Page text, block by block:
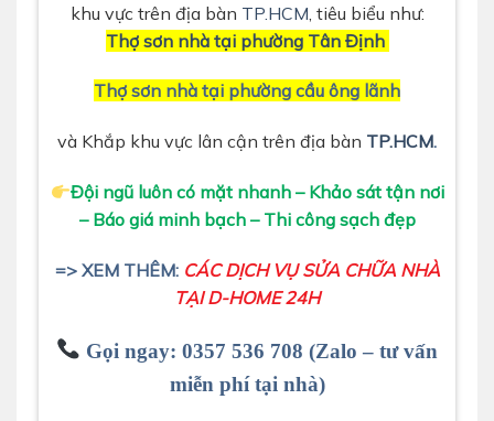
khu vực trên địa bàn TP.HCM , tiêu biểu như:
Thợ sơn nhà tại phường Tân Định
Thợ sơn nhà tại phường cầu ông lãnh
và Khắp khu vực lân cận trên địa bàn TP.HCM.
Đội ngũ luôn có mặt nhanh – Khảo sát tận nơi
– Báo giá minh bạch – Thi công sạch đẹp
=> XEM THÊM: CÁC DỊCH VỤ SỬA CHỮA NHÀ
TẠI D-HOME 24H
Gọi ngay: 0357 536 708 (Zalo – tư vấn
miễn phí tại nhà)